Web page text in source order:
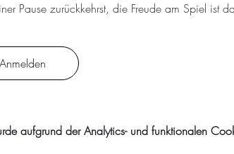
Pause zurückkehrst, die Freude am Spiel ist
Anmelden
aufgrund der Analytics- und funktionalen